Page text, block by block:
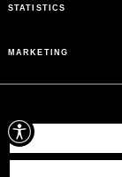
STATISTICS
MARKETING
ABONNIEREN SIE
Abonnieren Sie